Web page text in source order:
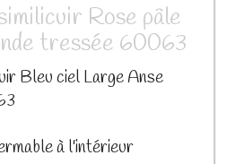
Rose pâle
tressée 60063
Bleu ciel Large Anse
à l'intérieur